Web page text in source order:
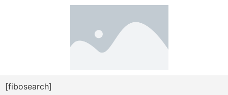
[fibosearch]